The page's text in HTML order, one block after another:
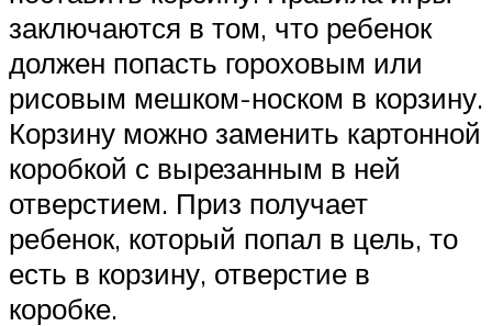
заключаются в том, что ребенок
должен попасть гороховым или
рисовым мешком-носком в корзину.
Корзину можно заменить картонной
коробкой с вырезанным в ней
отверстием. Приз получает
ребенок, который попал в цель, то
есть в корзину, отверстие в
коробке.